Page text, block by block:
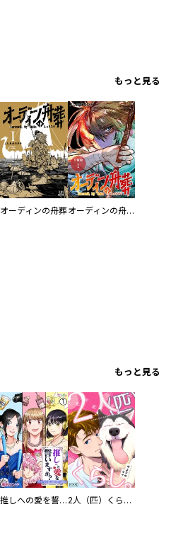
もっと見る
オーディンの舟葬 オーディンの舟葬 分冊版
もっと見る
推しへの愛を誓いますか？～アラサー女子、推しは逃げぬが人生逃げる～ 2人（匹）くらし。